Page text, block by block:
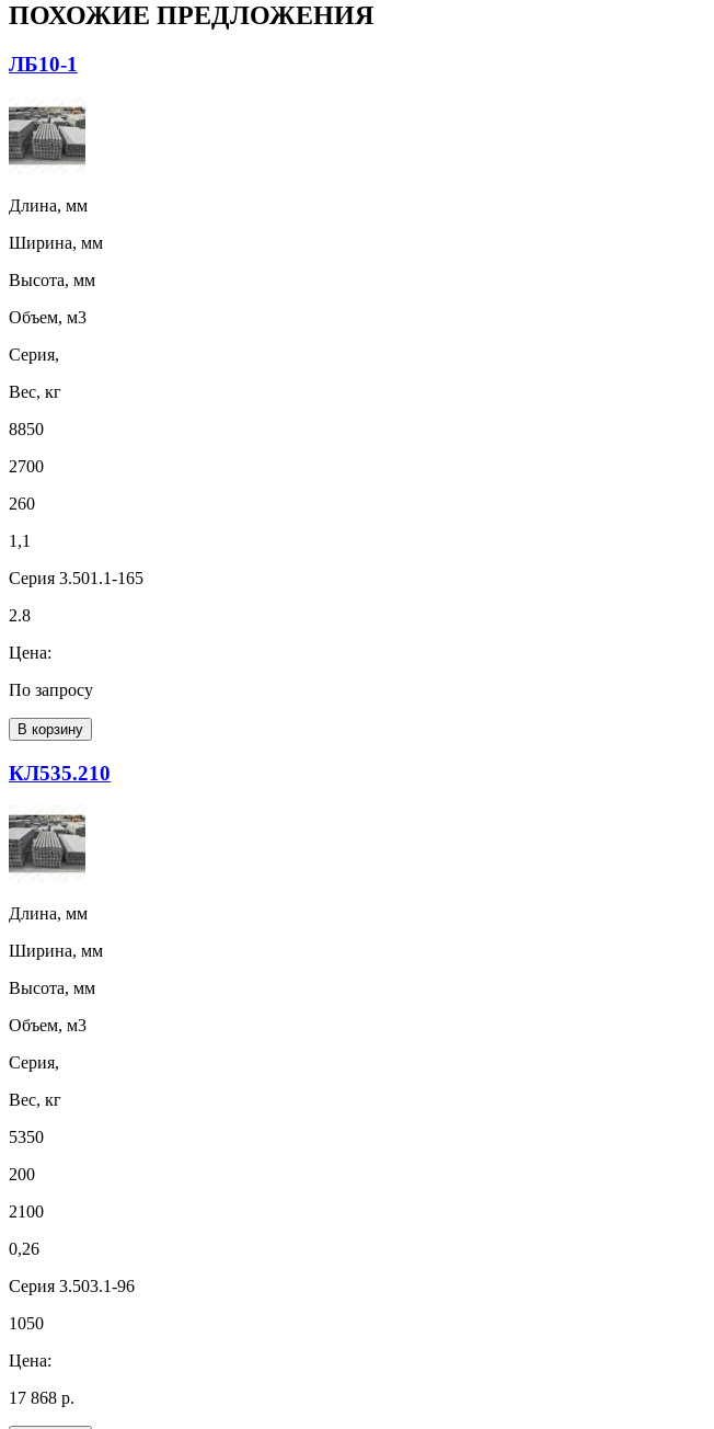
ПОХОЖИЕ ПРЕДЛОЖЕНИЯ
ЛБ10-1
Длина, мм
Ширина, мм
Высота, мм
Объем, м3
Серия,
Вес, кг
8850
2700
260
1,1
Серия 3.501.1-165
2.8
Цена:
По запросу
В корзину
КЛ535.210
Длина, мм
Ширина, мм
Высота, мм
Объем, м3
Серия,
Вес, кг
5350
200
2100
0,26
Серия 3.503.1-96
1050
Цена:
17 868 р.